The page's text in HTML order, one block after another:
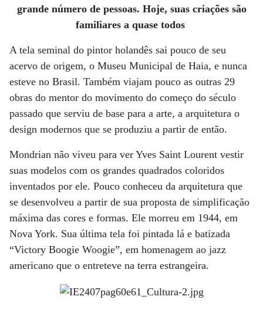
grande número de pessoas. Hoje, suas criações são
familiares a quase todos
A tela seminal do pintor holandês sai pouco de seu
acervo de origem, o Museu Municipal de Haia, e nunca
esteve no Brasil. Também viajam pouco as outras 29
obras do mentor do movimento do começo do século
passado que serviu de base para a arte, a arquitetura o
design modernos que se produziu a partir de então.
Mondrian não viveu para ver Yves Saint Lourent vestir
suas modelos com os grandes quadrados coloridos
inventados por ele. Pouco conheceu da arquitetura que
se desenvolveu a partir de sua proposta de simplificação
máxima das cores e formas. Ele morreu em 1944, em
Nova York. Sua última tela foi pintada lá e batizada
“Victory Boogie Woogie”, em homenagem ao jazz
americano que o entreteve na terra estrangeira.